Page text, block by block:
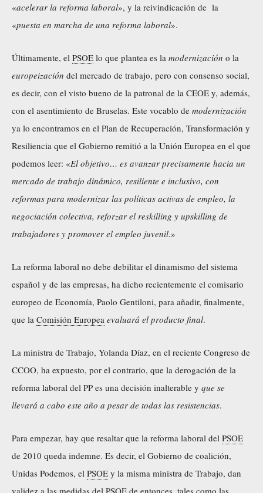
«acelerar la reforma laboral», y la reivindicación de la
«puesta en marcha de una reforma laboral».
Últimamente, el PSOE lo que plantea es la modernización o la
europeización del mercado de trabajo, pero con consenso social,
es decir, con el visto bueno de la patronal de la CEOE y, además,
con el asentimiento de Bruselas. Este vocablo de modernización
ya lo encontramos en el Plan de Recuperación, Transformación y
Resiliencia que el Gobierno remitió a la Unión Europea en el que
podemos leer: «El objetivo… es avanzar precisamente hacia un
mercado de trabajo dinámico, resiliente e inclusivo, con
reformas para modernizar las políticas activas de empleo, la
negociación colectiva, reforzar el reskilling y upskilling de
trabajadores y promover el empleo juvenil.»
La reforma laboral no debe debilitar el dinamismo del sistema
español y de las empresas, ha dicho recientemente el comisario
europeo de Economía, Paolo Gentiloni, para añadir, finalmente,
que la Comisión Europea evaluará el producto final.
La ministra de Trabajo, Yolanda Díaz, en el reciente Congreso de
CCOO, ha expuesto, por el contrario, que la derogación de la
reforma laboral del PP es una decisión inalterable y que se
llevará a cabo este año a pesar de todas las resistencias.
Para empezar, hay que resaltar que la reforma laboral del PSOE
de 2010 queda indemne. Es decir, el Gobierno de coalición,
Unidas Podemos, el PSOE y la misma ministra de Trabajo, dan
validez a las medidas del PSOE de entonces, tales como las